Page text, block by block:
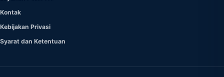
Kontak
Kebijakan Privasi
Syarat dan Ketentuan